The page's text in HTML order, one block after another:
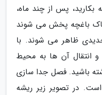
پس از چند ماه،
باغچه پخش می شوند
ظاهر می شوند. با
انتقال آن ها به محیط
باشید. فصل جدا سازی
است. در تصویر زیر ریشه